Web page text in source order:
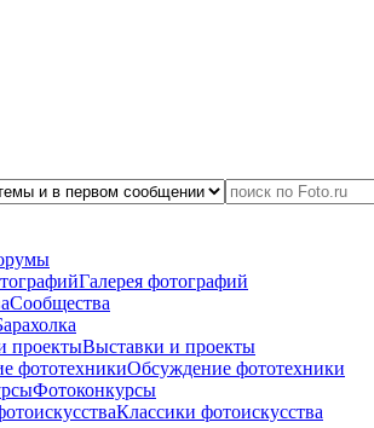
Галерея фотографий
Сообщества
Выставки и проекты
Обсуждение фототехники
Фотоконкурсы
Классики фотоискусства